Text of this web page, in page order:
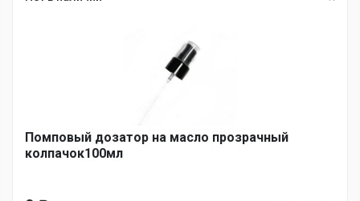
Помповый дозатор на масло прозрачный
колпачок100мл